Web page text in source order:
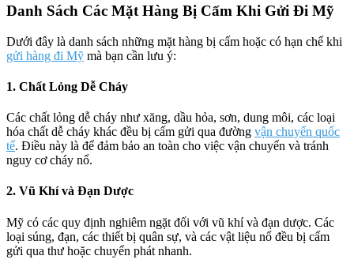
Danh Sách Các Mặt Hàng Bị Cấm Khi Gửi Đi Mỹ
Dưới đây là danh sách những mặt hàng bị cấm hoặc có hạn chế khi
gửi hàng đi Mỹ mà bạn cần lưu ý:
1. Chất Lỏng Dễ Cháy
Các chất lỏng dễ cháy như xăng, dầu hỏa, sơn, dung môi, các loại
hóa chất dễ cháy khác đều bị cấm gửi qua đường vận chuyển quốc
tế. Điều này là để đảm bảo an toàn cho việc vận chuyển và tránh
nguy cơ cháy nổ.
2. Vũ Khí và Đạn Dược
Mỹ có các quy định nghiêm ngặt đối với vũ khí và đạn dược. Các
loại súng, đạn, các thiết bị quân sự, và các vật liệu nổ đều bị cấm
gửi qua thư hoặc chuyển phát nhanh.